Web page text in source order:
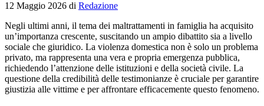
12 Maggio 2026 di Redazione
Negli ultimi anni, il tema dei maltrattamenti in famiglia ha acquisito
un’importanza crescente, suscitando un ampio dibattito sia a livello
sociale che giuridico. La violenza domestica non è solo un problema
privato, ma rappresenta una vera e propria emergenza pubblica,
richiedendo l’attenzione delle istituzioni e della società civile. La
questione della credibilità delle testimonianze è cruciale per garantire
giustizia alle vittime e per affrontare efficacemente questo fenomeno.